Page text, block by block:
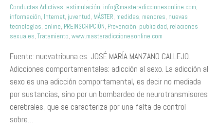
Conductas Adictivas, estimulación, info@masteradiccionesonline.com,
información, Internet, juventud, MÁSTER, medidas, menores, nuevas
tecnologías, online, PREINSCRIPCIÓN, Prevención, publicidad, relaciones
sexuales, Tratamiento, www.masteradiccionesonline.com
Fuente: nuevatribuna.es. JOSÉ MARÍA MANZANO CALLEJO.
Adicciones comportamentales: adicción al sexo. La adicción al
sexo es una adicción comportamental, es decir no mediada
por sustancias, sino por un bombardeo de neurotransmisores
cerebrales, que se caracteriza por una falta de control
sobre…